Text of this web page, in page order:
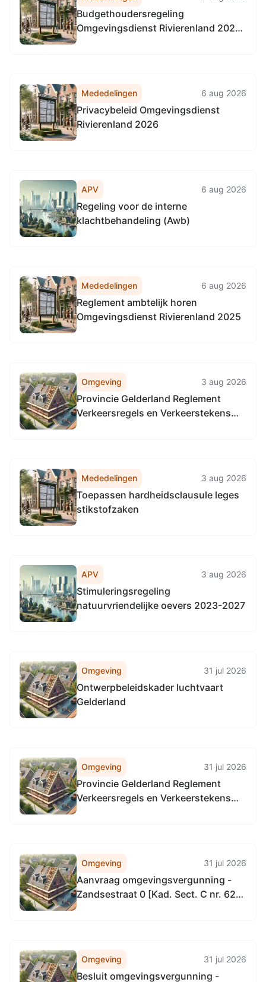
Budgethoudersregeling
Omgevingsdienst Rivierenland 2026
Mededelingen 6 aug 2026
Privacybeleid Omgevingsdienst
Rivierenland 2026
APV 6 aug 2026
Regeling voor de interne
klachtbehandeling (Awb)
Mededelingen 6 aug 2026
Reglement ambtelijk horen
Omgevingsdienst Rivierenland 2025
Omgeving 3 aug 2026
Provincie Gelderland Reglement
Verkeersregels en Verkeerstekens
Mededelingen 3 aug 2026
Toepassen hardheidsclausule leges
stikstofzaken
APV 3 aug 2026
Stimuleringsregeling
natuurvriendelijke oevers 2023-2027
Omgeving 31 jul 2026
Ontwerpbeleidskader luchtvaart
Gelderland
Omgeving 31 jul 2026
Provincie Gelderland Reglement
Verkeersregels en Verkeerstekens
Omgeving 31 jul 2026
Aanvraag omgevingsvergunning -
Zandsestraat 0 [Kad. Sect. C nr. 62]
Omgeving 31 jul 2026
Besluit omgevingsvergunning -